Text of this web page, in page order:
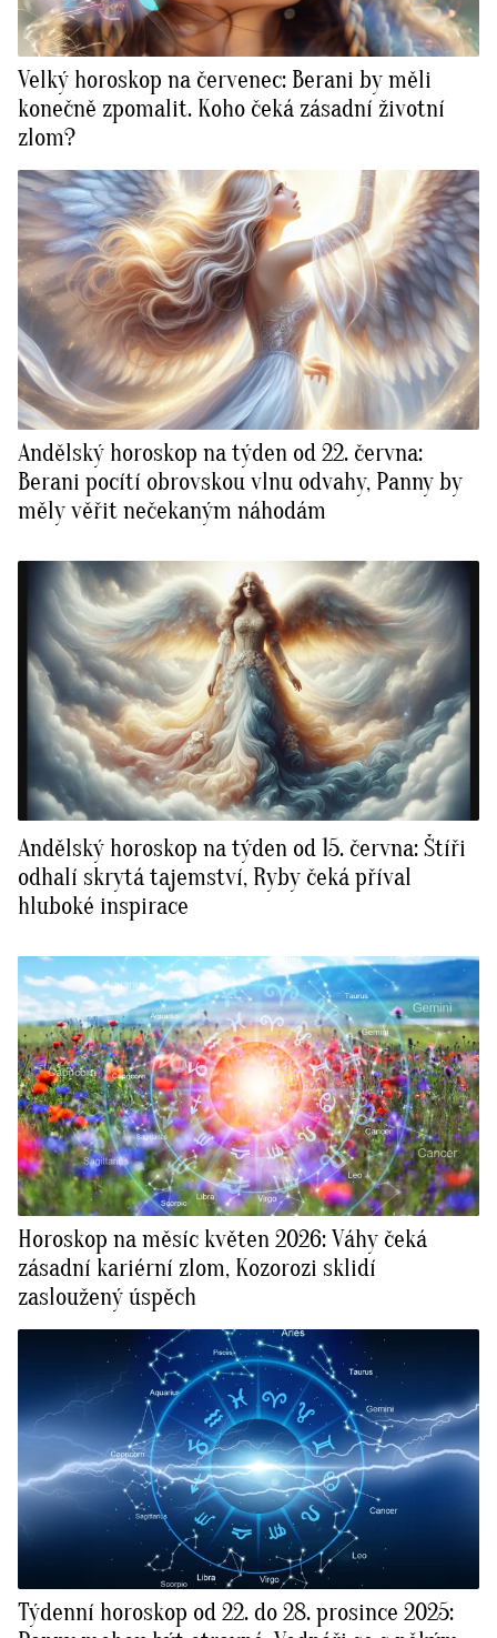
Velký horoskop na červenec: Berani by měli
konečně zpomalit. Koho čeká zásadní životní
zlom?
Andělský horoskop na týden od 22. června:
Berani pocítí obrovskou vlnu odvahy, Panny by
měly věřit nečekaným náhodám
Andělský horoskop na týden od 15. června: Štíři
odhalí skrytá tajemství, Ryby čeká příval
hluboké inspirace
Horoskop na měsíc květen 2026: Váhy čeká
zásadní kariérní zlom, Kozorozi sklidí
zasloužený úspěch
Týdenní horoskop od 22. do 28. prosince 2025: